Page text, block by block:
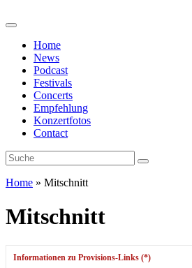
Home
News
Podcast
Festivals
Concerts
Empfehlung
Konzertfotos
Contact
Home » Mitschnitt
Mitschnitt
Informationen zu Provisions-Links (*)